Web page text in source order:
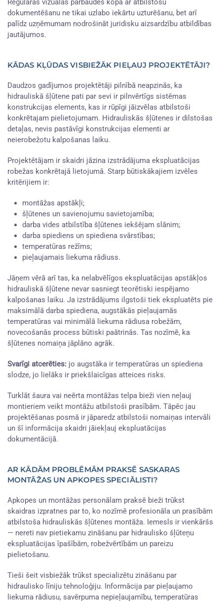
Regulāras vizuālās pārbaudes kopā ar atbilstošu
dokumentēšanu ne tikai uzlabo iekārtu uzturēšanu, bet arī
palīdz uzņēmumam nodrošināt juridisku aizsardzību atbildības
jautājumos.
KĀDAS KĻŪDAS VISBIEŽĀK PIEĻAUJ PROJEKTĒTĀJI?
Daudzos gadījumos projektētāji pilnībā neapzinās, ka
hidrauliskā šļūtene pati par sevi ir pilnvērtīgs sistēmas
konstrukcijas elements, kas ir rūpīgi jāizvēlas atbilstoši
konkrētajam pielietojumam. Hidrauliskās šļūtenes ir dilstošas
detaļas, nevis pastāvīgi konstrukcijas elementi ar
neierobežotu kalpošanas laiku.
Projektētājam ir skaidri jāzina izstrādājuma ekspluatācijas
robežas konkrētajā lietojumā. Starp būtiskākajiem izvēles
kritērijiem ir:
montāžas apstākļi;
šļūtenes un savienojumu savietojamība;
darba vides atbilstība šļūtenes iekšējam slānim;
darba spiediens un spiediena svārstības;
temperatūras režīms;
pieļaujamais liekuma rādiuss.
Jāņem vērā arī tas, ka nelabvēlīgos ekspluatācijas apstākļos
hidrauliskā šļūtene nevar sasniegt teorētiski iespējamo
kalpošanas laiku. Ja izstrādājums ilgstoši tiek ekspluatēts pie
maksimālā darba spiediena, augstākās pieļaujamās
temperatūras vai minimālā liekuma rādiusa robežām,
novecošanās process būtiski paātrinās. Tas nozīmē, ka
šļūtenes nomaiņa jāplāno agrāk.
Svarīgi atcerēties: jo augstāka ir temperatūras un spiediena
slodze, jo lielāks ir priekšlaicīgas atteices risks.
Turklāt šaura vai neērta montāžas telpa bieži vien neļauj
montieriem veikt montāžu atbilstoši prasībām. Tāpēc jau
projektēšanas posmā ir jāparedz atbilstoši nomaiņas intervāli
un šī informācija skaidri jāiekļauj ekspluatācijas
dokumentācijā.
AR KĀDĀM PROBLĒMĀM PRAKSĒ SASKARAS
MONTĀŽAS UN APKOPES SPECIĀLISTI?
Apkopes un montāžas personālam praksē bieži trūkst
skaidras izpratnes par to, ko nozīmē profesionāla un prasībām
atbilstoša hidrauliskās šļūtenes montāža. Iemesls ir vienkāršs
— nereti nav pietiekamu zināšanu par hidraulisko šļūteņu
ekspluatācijas īpašībām, robežvērtībām un pareizu
pielietošanu.
Tieši šeit visbiežāk trūkst specializētu zināšanu par
hidraulisko līniju tehnoloģiju. Informācija par pieļaujamo
liekuma rādiusu, savērpuma nepieļaujamību, temperatūras